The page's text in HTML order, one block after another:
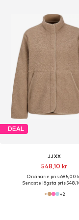
DEAL
JJXX
548,10 kr
Ordinarie pris: 685,00
Senaste lägsta pris:
+2